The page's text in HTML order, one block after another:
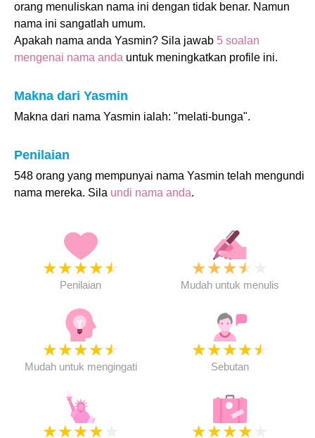
orang menuliskan nama ini dengan tidak benar. Namun
nama ini sangatlah umum.
Apakah nama anda Yasmin? Sila jawab 5 soalan
mengenai nama anda untuk meningkatkan profile ini.
Makna dari Yasmin
Makna dari nama Yasmin ialah: "melati-bunga".
Penilaian
548 orang yang mempunyai nama Yasmin telah mengundi
nama mereka. Sila undi nama anda.
★★★★★
Penilaian
★★★★
Mudah untuk menulis
★★★★★
Mudah untuk mengingati
★★★★★
Sebutan
★★★★ ★★★★